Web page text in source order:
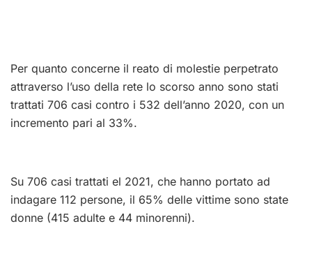
Per quanto concerne il reato di molestie perpetrato
attraverso l’uso della rete lo scorso anno sono stati
trattati 706 casi contro i 532 dell’anno 2020, con un
incremento pari al 33%.
Su 706 casi trattati el 2021, che hanno portato ad
indagare 112 persone, il 65% delle vittime sono state
donne (415 adulte e 44 minorenni).